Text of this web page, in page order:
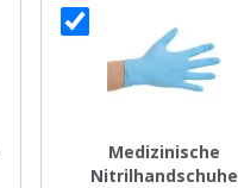
Medizinische
Nitrilhandschuhe